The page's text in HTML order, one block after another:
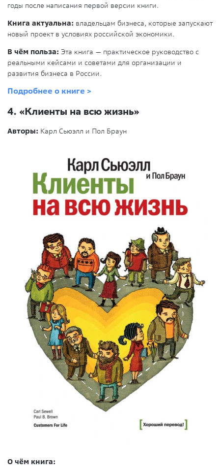
годы после написания первой версии книги.
Книга актуальна: владельцам бизнеса, которые запускают
новый проект в условиях российской экономики.
В чём польза: Эта книга — практическое руководство с
реальными кейсами и советами для организации и
развития бизнеса в России.
Подробнее о книге >
4. «Клиенты на всю жизнь»
Авторы: Карл Сьюэлл и Пол Браун
О чём книга: